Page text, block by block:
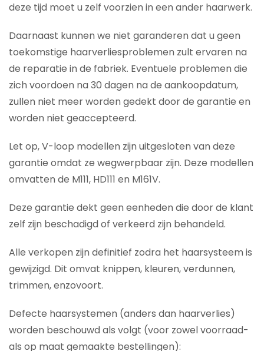
deze tijd moet u zelf voorzien in een ander haarwerk.
Daarnaast kunnen we niet garanderen dat u geen
toekomstige haarverliesproblemen zult ervaren na
de reparatie in de fabriek. Eventuele problemen die
zich voordoen na 30 dagen na de aankoopdatum,
zullen niet meer worden gedekt door de garantie en
worden niet geaccepteerd.
Let op, V-loop modellen zijn uitgesloten van deze
garantie omdat ze wegwerpbaar zijn. Deze modellen
omvatten de M111, HD111 en M161V.
Deze garantie dekt geen eenheden die door de klant
zelf zijn beschadigd of verkeerd zijn behandeld.
Alle verkopen zijn definitief zodra het haarsysteem is
gewijzigd. Dit omvat knippen, kleuren, verdunnen,
trimmen, enzovoort.
Defecte haarsystemen (anders dan haarverlies)
worden beschouwd als volgt (voor zowel voorraad-
als op maat gemaakte bestellingen):